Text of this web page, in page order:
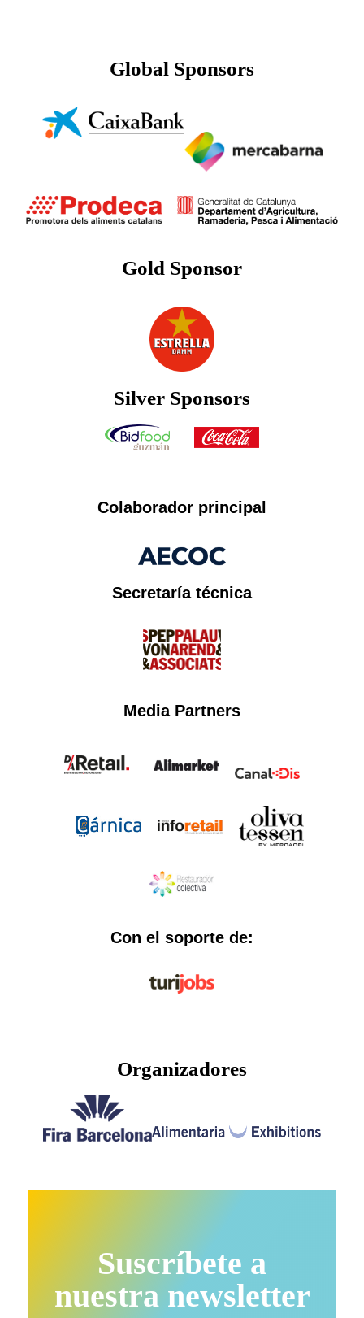
Global Sponsors
Gold Sponsor
Silver Sponsors
Colaborador principal
Secretaría técnica​
Media Partners
Con el soporte de:
Organizadores
Suscríbete a
nuestra newsletter